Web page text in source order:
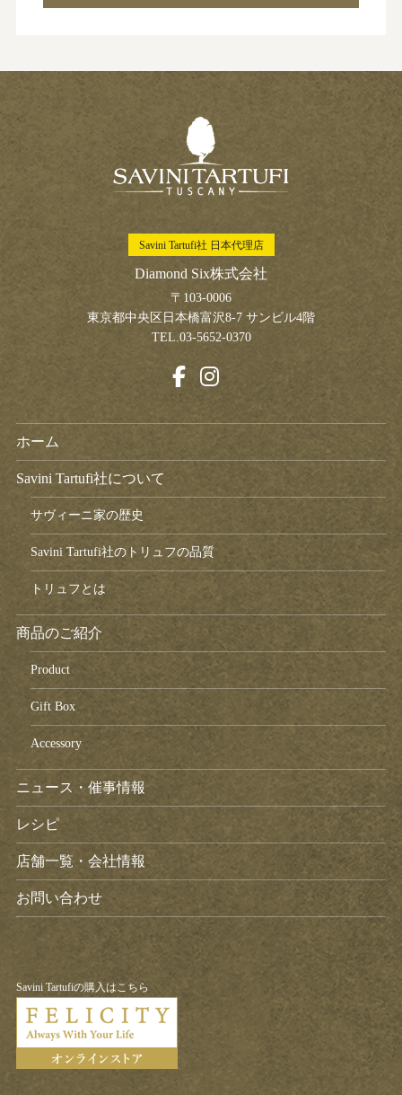
Savini Tartufi社 日本代理店
Diamond Six株式会社
〒103-0006
東京都中央区日本橋富沢8-7 サンビル4階
TEL.03-5652-0370
ホーム
Savini Tartufi社について
サヴィーニ家の歴史
Savini Tartufi社のトリュフの品質
トリュフとは
商品のご紹介
Product
Gift Box
Accessory
ニュース・催事情報
レシピ
店舗一覧・会社情報
お問い合わせ
Savini Tartufiの購入はこちら